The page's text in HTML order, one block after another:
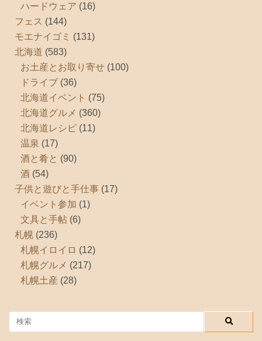
ハードウェア (16)
フェス (144)
モエナイゴミ (131)
北海道 (583)
お土産とお取り寄せ (100)
ドライブ (36)
北海道イベント (75)
北海道グルメ (360)
北海道レシピ (11)
温泉 (17)
酒と肴と (90)
酒 (54)
子供と遊びと手仕事 (17)
イベント参加 (1)
文具と手帖 (6)
札幌 (236)
札幌イロイロ (12)
札幌グルメ (217)
札幌土産 (28)